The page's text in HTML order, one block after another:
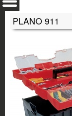
PLANO 911